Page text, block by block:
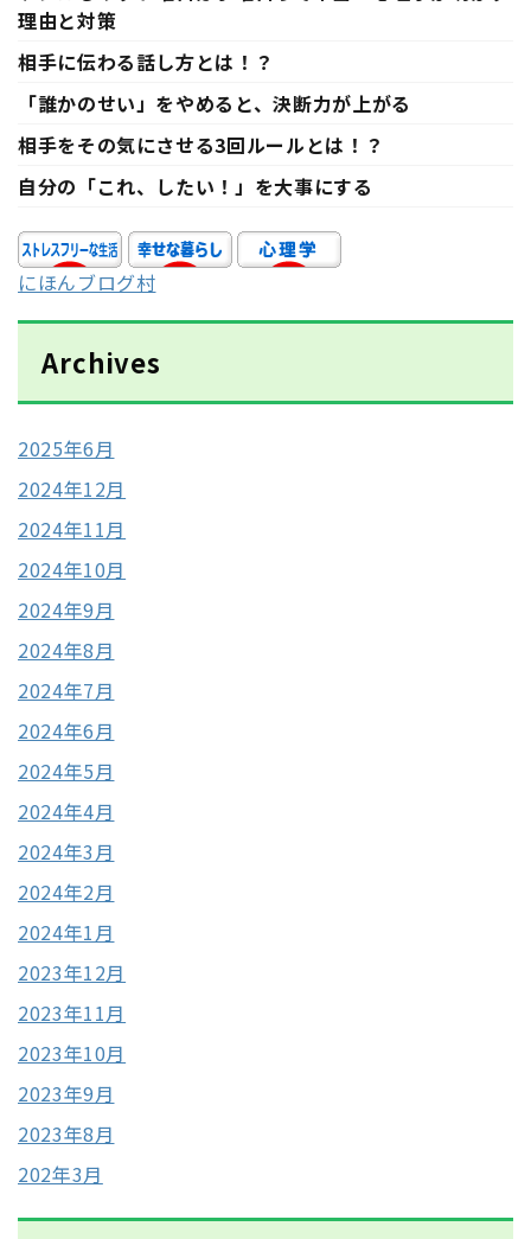
理由と対策
相手に伝わる話し方とは！？
「誰かのせい」をやめると、決断力が上がる
相手をその気にさせる3回ルールとは！？
自分の「これ、したい！」を大事にする
にほんブログ村
Archives
2025年6月
2024年12月
2024年11月
2024年10月
2024年9月
2024年8月
2024年7月
2024年6月
2024年5月
2024年4月
2024年3月
2024年2月
2024年1月
2023年12月
2023年11月
2023年10月
2023年9月
2023年8月
202年3月